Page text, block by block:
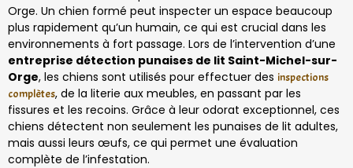
Orge. Un chien formé peut inspecter un espace beaucoup
plus rapidement qu’un humain, ce qui est crucial dans les
environnements à fort passage. Lors de l’intervention d’une
entreprise détection punaises de lit Saint-Michel-sur-
Orge, les chiens sont utilisés pour effectuer des inspections
complètes, de la literie aux meubles, en passant par les
fissures et les recoins. Grâce à leur odorat exceptionnel, ces
chiens détectent non seulement les punaises de lit adultes,
mais aussi leurs œufs, ce qui permet une évaluation
complète de l’infestation.